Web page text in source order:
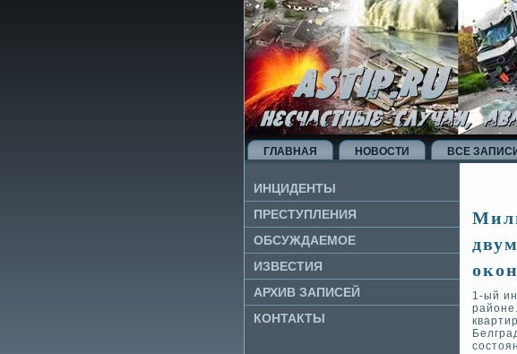
ГЛАВНАЯ НОВОСТИ ВСЕ
ИНЦИДЕНТЫ
ПРЕСТУПЛЕНИЯ
ОБСУЖДАЕМОЕ
ИЗВЕ­СТИЯ
АРХИВ ЗАПИСЕЙ
КОНТАКТЫ
окон
1-ый